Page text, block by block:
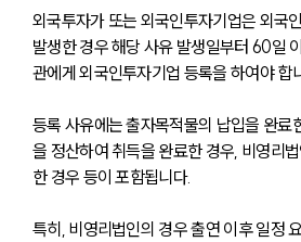
외국투자가 또는 외국인투자기업은 외국
발생한 경우 해당 사유 발생일부터 60일
관에게 외국인투자기업 등록을 하여야 합
등록 사유에는 출자목적물의 납입을 완료
을 정산하여 취득을 완료한 경우, 비영리
한 경우 등이 포함됩니다.
특히, 비영리법인의 경우 출연 이후 일정